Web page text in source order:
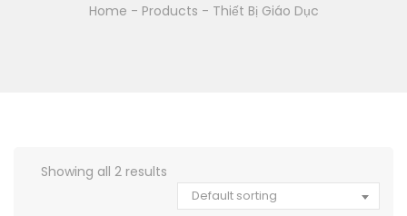
Home - Products - Thiết Bị Giáo Dục
Showing all 2 results
Default sorting